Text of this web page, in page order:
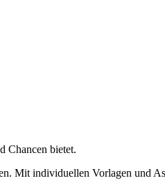
Chancen bietet.
Mit individuellen Vorlagen und